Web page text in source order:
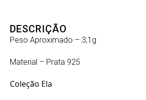
DESCRIÇÃO
Peso Aproximado – 3,1g
Material – Prata 925
Coleção Ela